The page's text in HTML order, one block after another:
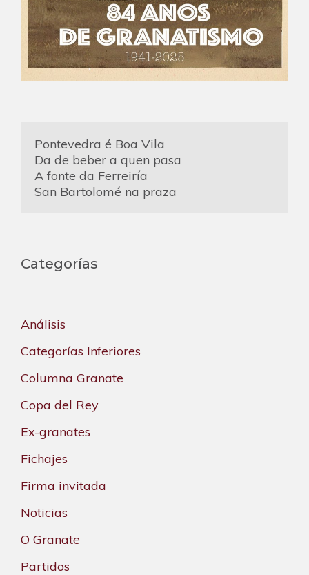
Pontevedra é Boa Vila
Da de beber a quen pasa
A fonte da Ferreiría
San Bartolomé na praza
Categorías
Análisis
Categorías Inferiores
Columna Granate
Copa del Rey
Ex-granates
Fichajes
Firma invitada
Noticias
O Granate
Partidos